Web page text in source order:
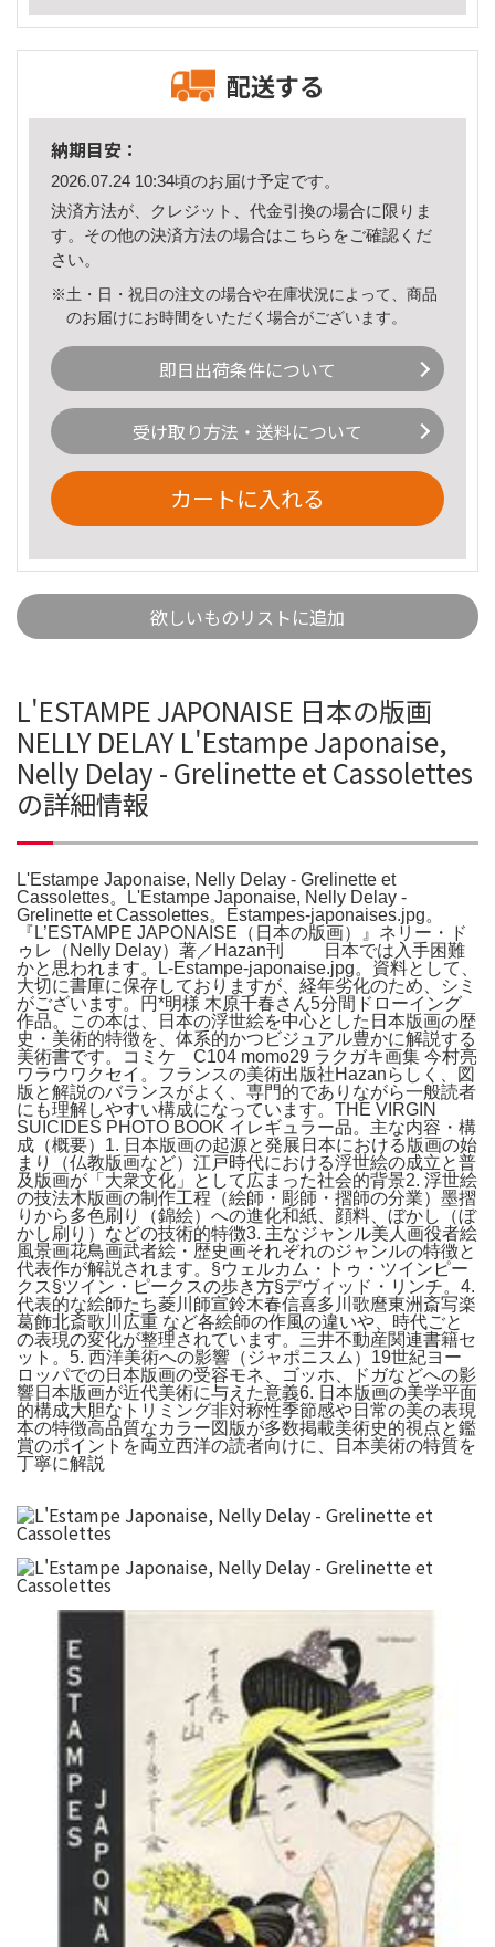
配送する
納期目安：
2026.07.24 10:34頃のお届け予定です。
決済方法が、クレジット、代金引換の場合に限りま
す。その他の決済方法の場合はこちら をご確認くだ
さい。
※土・日・祝日の注文の場合や在庫状況によって、商品
のお届けにお時間をいただく場合がございます。
即日出荷条件について
受け取り方法・送料について
カートに入れる
欲しいものリストに追加
L'ESTAMPE JAPONAISE 日本の版画
NELLY DELAY L'Estampe Japonaise,
Nelly Delay - Grelinette et Cassolettes
の詳細情報
L'Estampe Japonaise, Nelly Delay - Grelinette et
Cassolettes。L'Estampe Japonaise, Nelly Delay -
Grelinette et Cassolettes。Estampes-japonaises.jpg。
『L’ESTAMPE JAPONAISE（日本の版画）』ネリー・ド
ゥレ（Nelly Delay）著／Hazan刊 日本では入手困難
かと思われます。L-Estampe-japonaise.jpg。資料として、
大切に書庫に保存しておりますが、経年劣化のため、シミ
がございます。円*明様 木原千春さん5分間ドローイング
作品。この本は、日本の浮世絵を中心とした日本版画の歴
史・美術的特徴を、体系的かつビジュアル豊かに解説する
美術書です。コミケ C104 momo29 ラクガキ画集 今村亮
ワラウワクセイ。フランスの美術出版社Hazanらしく、図
版と解説のバランスがよく、専門的でありながら一般読者
にも理解しやすい構成になっています。THE VIRGIN
SUICIDES PHOTO BOOK イレギュラー品。主な内容・構
成（概要）1. 日本版画の起源と発展日本における版画の始
まり（仏教版画など）江戸時代における浮世絵の成立と普
及版画が「大衆文化」として広まった社会的背景2. 浮世絵
の技法木版画の制作工程（絵師・彫師・摺師の分業）墨摺
りから多色刷り（錦絵）への進化和紙、顔料、ぼかし（ぼ
かし刷り）などの技術的特徴3. 主なジャンル美人画役者絵
風景画花鳥画武者絵・歴史画それぞれのジャンルの特徴と
代表作が解説されます。§ウェルカム・トゥ・ツインピー
クス§ツイン・ピークスの歩き方§デヴィッド・リンチ。4.
代表的な絵師たち菱川師宣鈴木春信喜多川歌麿東洲斎写楽
葛飾北斎歌川広重 など各絵師の作風の違いや、時代ごと
の表現の変化が整理されています。三井不動産関連書籍セ
ット。5. 西洋美術への影響（ジャポニスム）19世紀ヨー
ロッパでの日本版画の受容モネ、ゴッホ、ドガなどへの影
響日本版画が近代美術に与えた意義6. 日本版画の美学平面
的構成大胆なトリミング非対称性季節感や日常の美の表現
本の特徴高品質なカラー図版が多数掲載美術史的視点と鑑
賞のポイントを両立西洋の読者向けに、日本美術の特質を
丁寧に解説